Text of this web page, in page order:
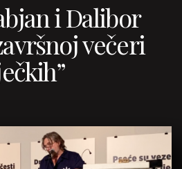
i Dalibor
večeri